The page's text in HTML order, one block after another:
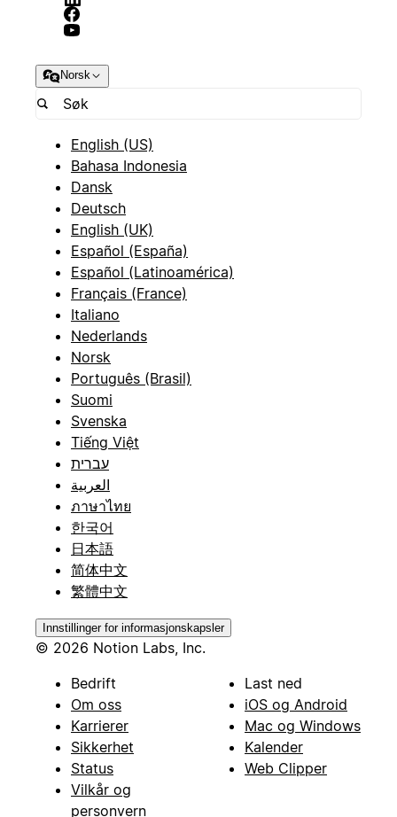
Norsk
English (US)
Bahasa Indonesia
Dansk
Deutsch
English (UK)
Español (España)
Español (Latinoamérica)
Français (France)
Italiano
Nederlands
Norsk
Português (Brasil)
Suomi
Svenska
Tiếng Việt
עברית
العربية
ภาษาไทย
한국어
日本語
简体中文
繁體中文
Innstillinger for informasjonskapsler
© 2026 Notion Labs, Inc.
Bedrift
Om oss
Karrierer
Sikkerhet
Status
Vilkår og
personvern
Last ned
iOS og Android
Mac og Windows
Kalender
Web Clipper